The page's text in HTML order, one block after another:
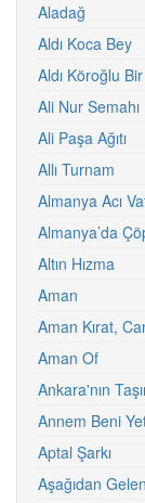
Aladağ
Aldı Koca Bey
Aldı Köroğlu
Ali Nur Semahı
Ali Paşa Ağıtı
Allı Turnam
Almanya Acı
Almanya’da
Altın Hızma
Aman
Aman Kırat,
Aman Of
Ankara'nın
Annem Beni
Aptal Şarkı
Aşağıdan Gelen